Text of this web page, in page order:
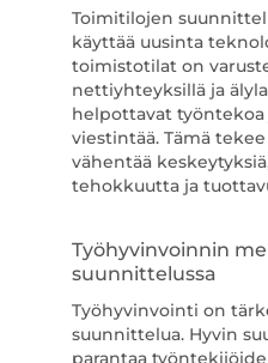
Toimitilojen
käyttää uusinta
toimistotilat on
nettiyhteyksillä ja
helpottavat työntekoa
viestintää. Tämä
vähentää
tehokkuutta ja
Työhyvinvoinnin
suunnittelussa
Työhyvinvointi on
suunnittelua. Hyvin
parantaa